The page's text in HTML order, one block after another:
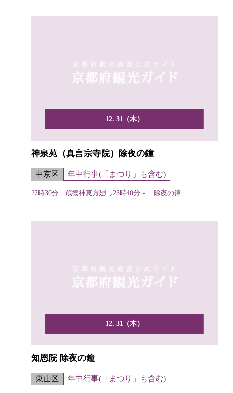
12. 31（木）
神泉苑（真言宗寺院）除夜の鐘
中京区 年中行事(「まつり」も含む)
22時30分 歳徳神恵方廻し23時40分～ 除夜の鐘
12. 31（木）
知恩院 除夜の鐘
東山区 年中行事(「まつり」も含む)